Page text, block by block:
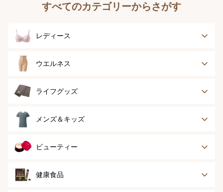
すべてのカテゴリーからさがす
レディース
ブラジャー
ボディースーツ
ランジェリー
イツ
ウエルネス
健康サポート
スポーツ
ライフグッズ
アウター
グッズ
メンズ＆キッズ
メンズトップ
メンズソックス
ビューティー
スキンケア
健康食品